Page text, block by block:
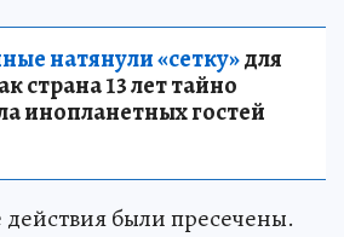
натянули «сетку»для
страна 13 лет тайно
инопланетных гостей
были пресечены.